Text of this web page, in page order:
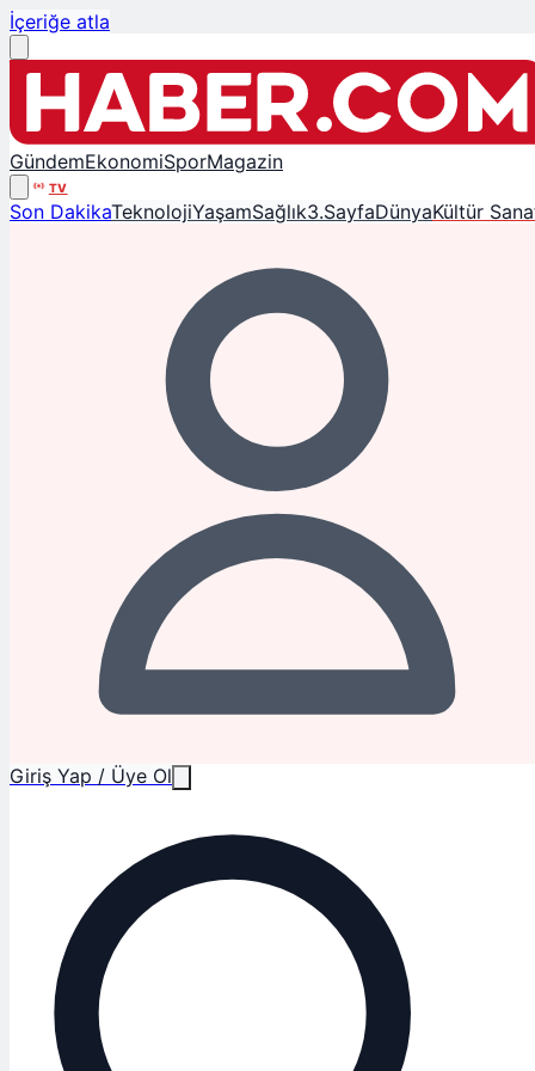
İçeriğe atla
GündemEkonomiSporMagazin
TV
Son DakikaTeknolojiYaşamSağlık3.SayfaDünyaKültür
Giriş Yap / Üye Ol